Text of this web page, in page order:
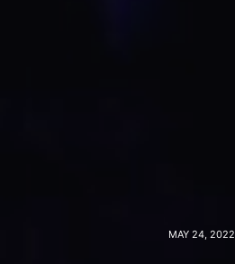
MAY 24, 2022